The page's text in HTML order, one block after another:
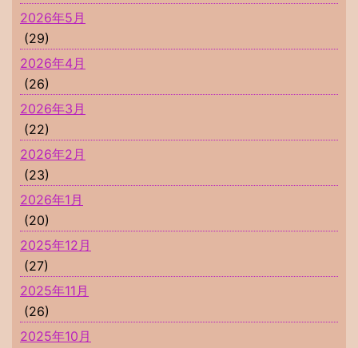
2026年5月
(29)
2026年4月
(26)
2026年3月
(22)
2026年2月
(23)
2026年1月
(20)
2025年12月
(27)
2025年11月
(26)
2025年10月